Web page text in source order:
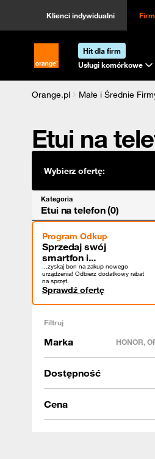
Klienci indywidualni
Strona główna Orange.pl
Hit dla firm
Usługi komórkowe
Orange.pl Małe i Średnie
Etui na
Wybierz ofertę:
Kategoria
Etui na telefon (0)
Program Odkup
Sprzedaj swój
smartfon i...
...zyskaj bon na zakup nowego
urządzenia! Odbierz dodatkowy rabat
na sprzęt.
Sprawdź ofertę
Filtruj
Marka HONOR,
Dostępność
Cena